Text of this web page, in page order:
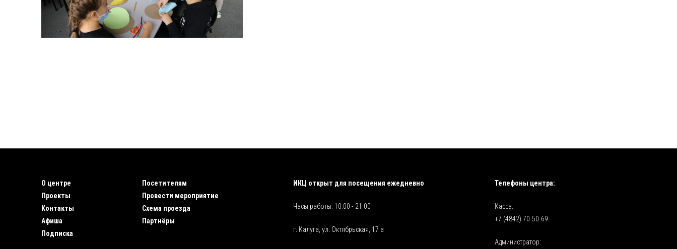
О центре
Проекты
Контакты
Афиша
Подписка
Посетителям
Провести мероприятие
Схема проезда
Партнёры
ИКЦ открыт для посещения ежедневно
Часы работы: 10:00 - 21:00
г. Калуга, ул. Октябрьская, 17 а
Телефоны центра:
Касса:
+7 (4842) 70-50-69
Администратор: